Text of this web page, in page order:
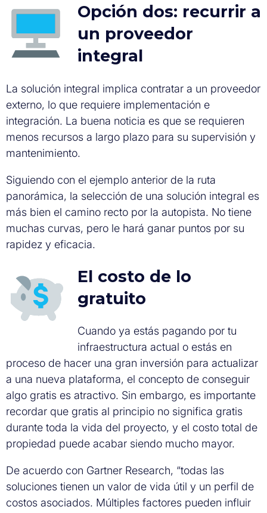
Opción dos: recurrir a
un proveedor
integral
La solución integral implica contratar a un proveedor
externo, lo que requiere implementación e
integración. La buena noticia es que se requieren
menos recursos a largo plazo para su supervisión y
mantenimiento.
Siguiendo con el ejemplo anterior de la ruta
panorámica, la selección de una solución integral es
más bien el camino recto por la autopista. No tiene
muchas curvas, pero le hará ganar puntos por su
rapidez y eficacia.
El costo de lo
gratuito
Cuando ya estás pagando por tu
infraestructura actual o estás en
proceso de hacer una gran inversión para actualizar
a una nueva plataforma, el concepto de conseguir
algo gratis es atractivo. Sin embargo, es importante
recordar que gratis al principio no significa gratis
durante toda la vida del proyecto, y el costo total de
propiedad puede acabar siendo mucho mayor.
De acuerdo con Gartner Research, “todas las
soluciones tienen un valor de vida útil y un perfil de
costos asociados. Múltiples factores pueden influir